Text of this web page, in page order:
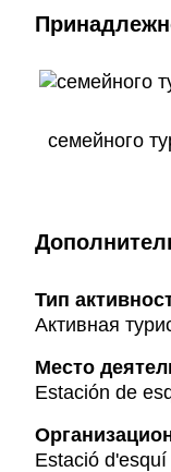
семейного
Тип
Активная
Mесто
Estación de
Estació